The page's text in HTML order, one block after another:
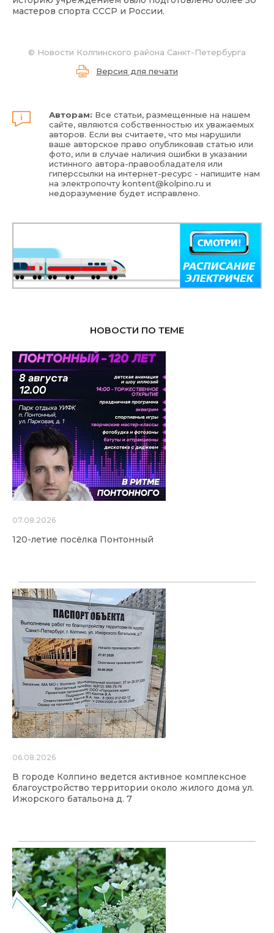
мастеров спорта СССР и России.
© Новости Колпинского района Санкт-Петербурга
Версия для печати
Авторам: Все статьи, размещенные на нашем
сайте, являются собственностью их уважаемых
авторов. Если вы считаете, что мы нарушили
ваше авторское право опубликовав статью или
фото, или в случае наличия ошибки в указании
истинного автора-правообладателя или
гиперссылки на интернет-ресурс - напишите нам
на электропочтуkontent@kolpino.ru и
недоразумение будет исправлено.
НОВОСТИ ПО ТЕМЕ
07.08.2026
120-летие посёлка Понтонный
06.08.2026
В городе Колпино ведется активное комплексное
благоустройство территории около жилого дома ул.
Ижорского батальона д. 7